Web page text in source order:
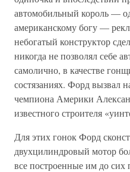
автомобильный король —
американскому богу —
небогатый конструктор
никогда не позволял себе
самолично, в качестве
состязаниях. Форд вызвал
чемпиона Америки
известного строителя
Для этих гонок Форд
двухцилиндровый мотор
все построенные им до сих